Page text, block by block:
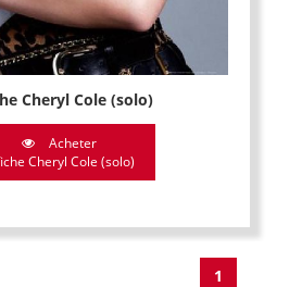
Cheryl Cole (solo)
Acheter
Cheryl Cole (solo)
1